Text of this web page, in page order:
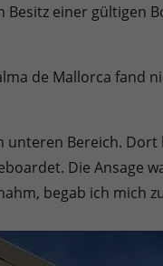
einer gültigen
de Mallorca fand
Bereich.
Die Ansage
begab ich mich